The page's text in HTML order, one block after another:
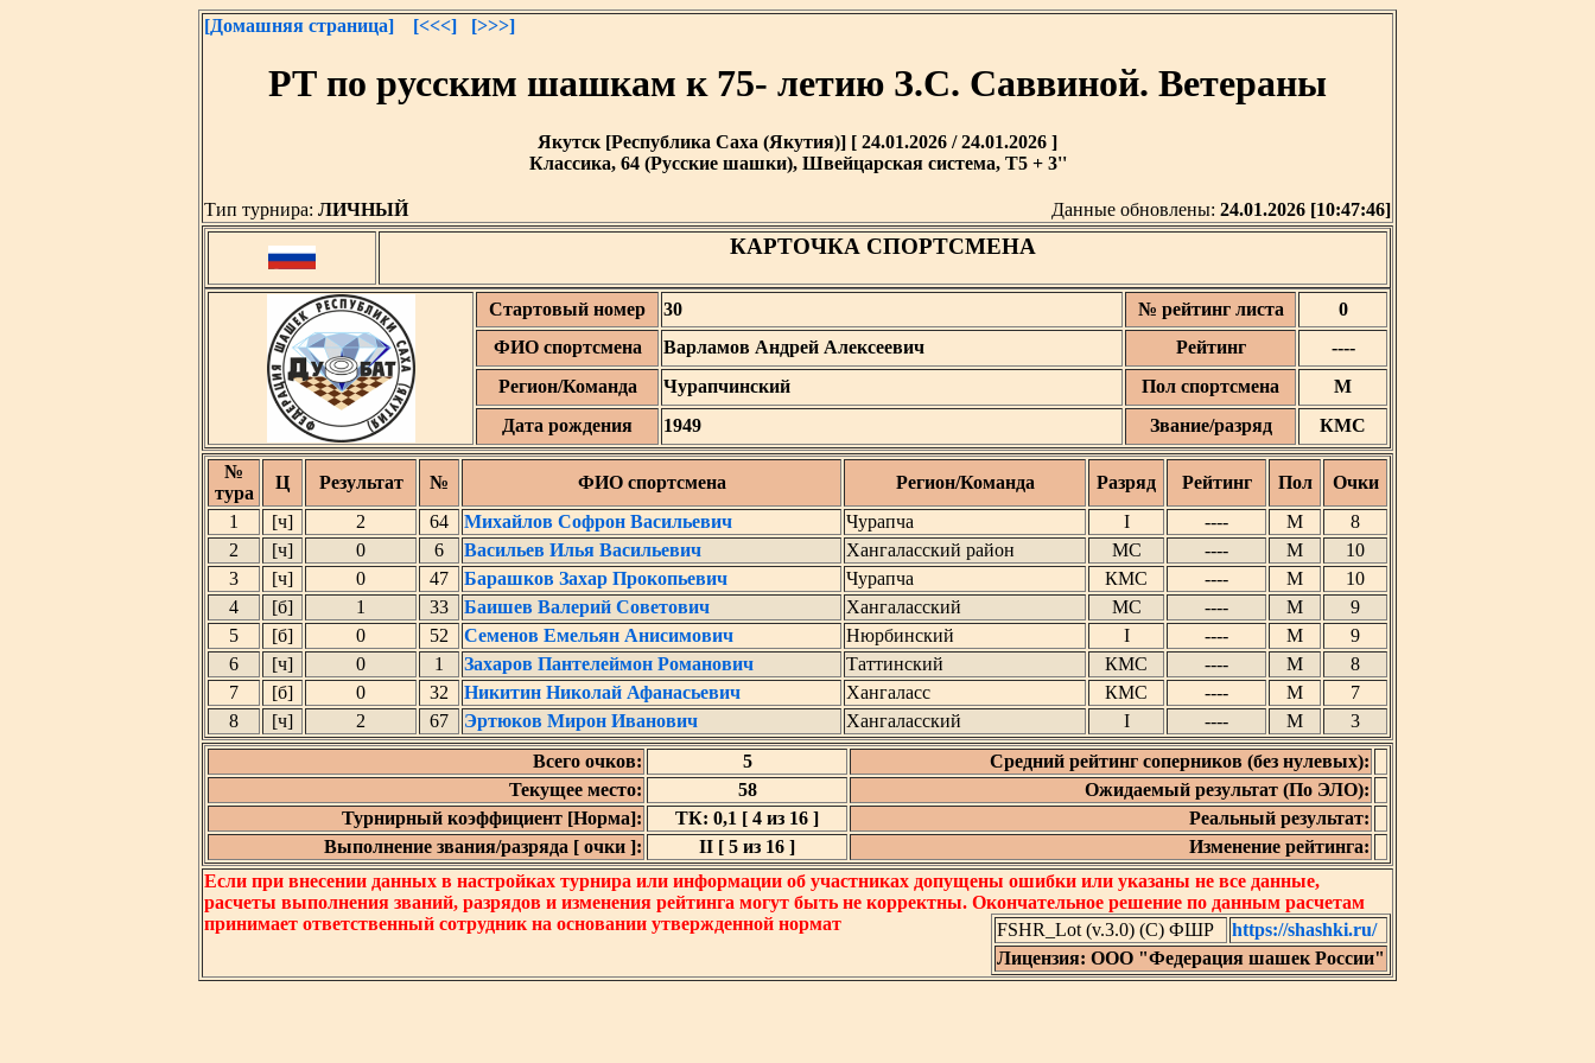
[Домашняя страница] [<<<] [>>>]
РТ по русским шашкам к 75- летию З.С. Саввиной. Ветераны
Якутск [Республика Саха (Якутия)] [ 24.01.2026 / 24.01.2026 ]
Классика, 64 (Русские шашки), Швейцарская система, T5 + 3''
Тип турнира: ЛИЧНЫЙ Данные обновлены: 24.01.2026 [10:47:46]
КАРТОЧКА СПОРТСМЕНА
Стартовый номер 30 № рейтинг листа
0
ФИО спортсмена
Варламов Андрей Алексеевич Рейтинг
----
Регион/Команда
Чурапчинский Пол спортсмена
М
Дата рождения
1949 Звание/разряд КМС
№
тура
Ц Результат № ФИО спортсмена Регион/Команда Разряд Рейтинг Пол
Очки
1
[ч] 2 64 Михайлов Софрон Васильевич Чурапча I ---- М
8
2
[ч] 0 6 Васильев Илья Васильевич Хангаласский район МС ---- М
10
3
[ч] 0 47 Барашков Захар Прокопьевич Чурапча КМС ---- М
10
4
[б] 1 33 Баишев Валерий Советович Хангаласский МС ---- М
9
5
[б] 0 52 Семенов Емельян Анисимович Нюрбинский I ---- М
9
6
[ч] 0 1 Захаров Пантелеймон Романович Таттинский КМС ---- М
8
7
[б] 0 32 Никитин Николай Афанасьевич Хангаласс КМС ---- М
7
8
[ч] 2 67 Эртюков Мирон Иванович Хангаласский I ---- М
3
Всего очков:
5
Средний рейтинг соперников (без нулевых):
Текущее место:
58
Ожидаемый результат (По ЭЛО):
Турнирный коэффициент [Норма]:
ТК: 0,1 [ 4 из 16 ]
Реальный результат:
Выполнение звания/разряда [ очки ]:
II [ 5 из 16 ]
Изменение рейтинга:
Если при внесении данных в настройках турнира или информации об участниках допущены ошибки или указаны не все данные,
расчеты выполнения званий, разрядов и изменения рейтинга могут быть не корректны. Окончательное решение по данным расчетам
принимает ответственный сотрудник на основании утвержденной нормат
FSHR_Lot (v.3.0) (C) ФШР
https://shashki.ru/
Лицензия: ООО "Федерация шашек России"